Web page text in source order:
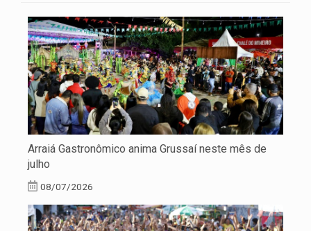
Arraiá Gastronômico anima Grussaí neste mês de
julho
08/07/2026